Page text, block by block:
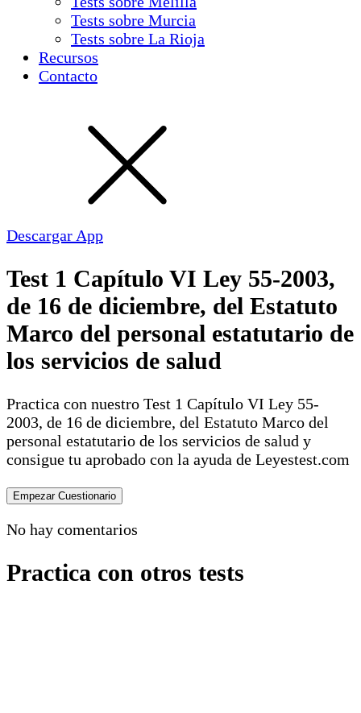
Tests sobre Murcia
Tests sobre La Rioja
Recursos
Contacto
Descargar App
Test 1 Capítulo VI Ley 55-2003,
de 16 de diciembre, del Estatuto
Marco del personal estatutario de
los servicios de salud
Practica con nuestro Test 1 Capítulo VI Ley 55-
2003, de 16 de diciembre, del Estatuto Marco del
personal estatutario de los servicios de salud y
consigue tu aprobado con la ayuda de Leyestest.com
No hay comentarios
Practica con otros tests